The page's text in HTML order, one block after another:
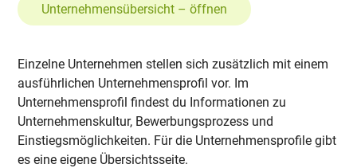
Unternehmensübersicht – öffnen
Einzelne Unternehmen stellen sich zusätzlich mit einem
ausführlichen Unternehmensprofil vor. Im
Unternehmensprofil findest du Informationen zu
Unternehmenskultur, Bewerbungsprozess und
Einstiegsmöglichkeiten. Für die Unternehmensprofile gibt
es eine eigene Übersichtsseite.